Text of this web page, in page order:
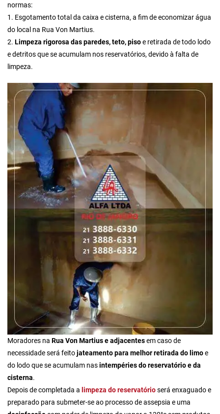
normas:
1. Esgotamento total da caixa e cisterna, a fim de economizar água
do local na Rua Von Martius.
2. Limpeza rigorosa das paredes, teto, pisoe retirada de todo lodo
e detritos que se acumulam nos reservatórios, devido à falta de
limpeza.
Moradores na Rua Von Martius e adjacentesem caso de
necessidade será feitojateamento para melhor retirada do limoe
do lodo que se acumulam nasintempéries do reservatório e da
cisterna.
Depois de completada a limpeza do reservatórioserá enxaguado e
preparado para submeter-se ao processo de assepsia e uma